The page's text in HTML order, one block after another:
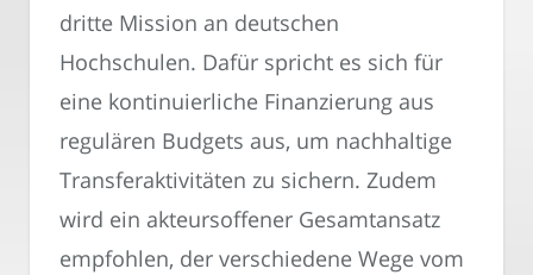
dritte Mission an deutschen
Hochschulen. Dafür spricht es sich für
eine kontinuierliche Finanzierung aus
regulären Budgets aus, um nachhaltige
Transferaktivitäten zu sichern. Zudem
wird ein akteursoffener Gesamtansatz
empfohlen, der verschiedene Wege vom